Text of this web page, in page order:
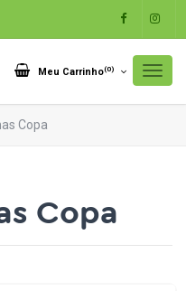
Meu Carrinho(0)
Copa
Copa